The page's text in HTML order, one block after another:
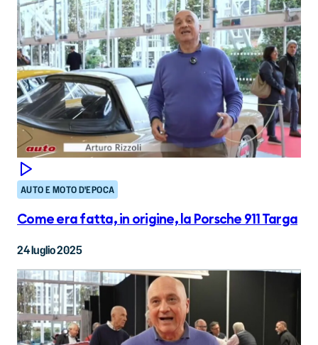
AUTO E MOTO D'EPOCA
Come era fatta, in origine, la Porsche 911 Targa
24 luglio 2025